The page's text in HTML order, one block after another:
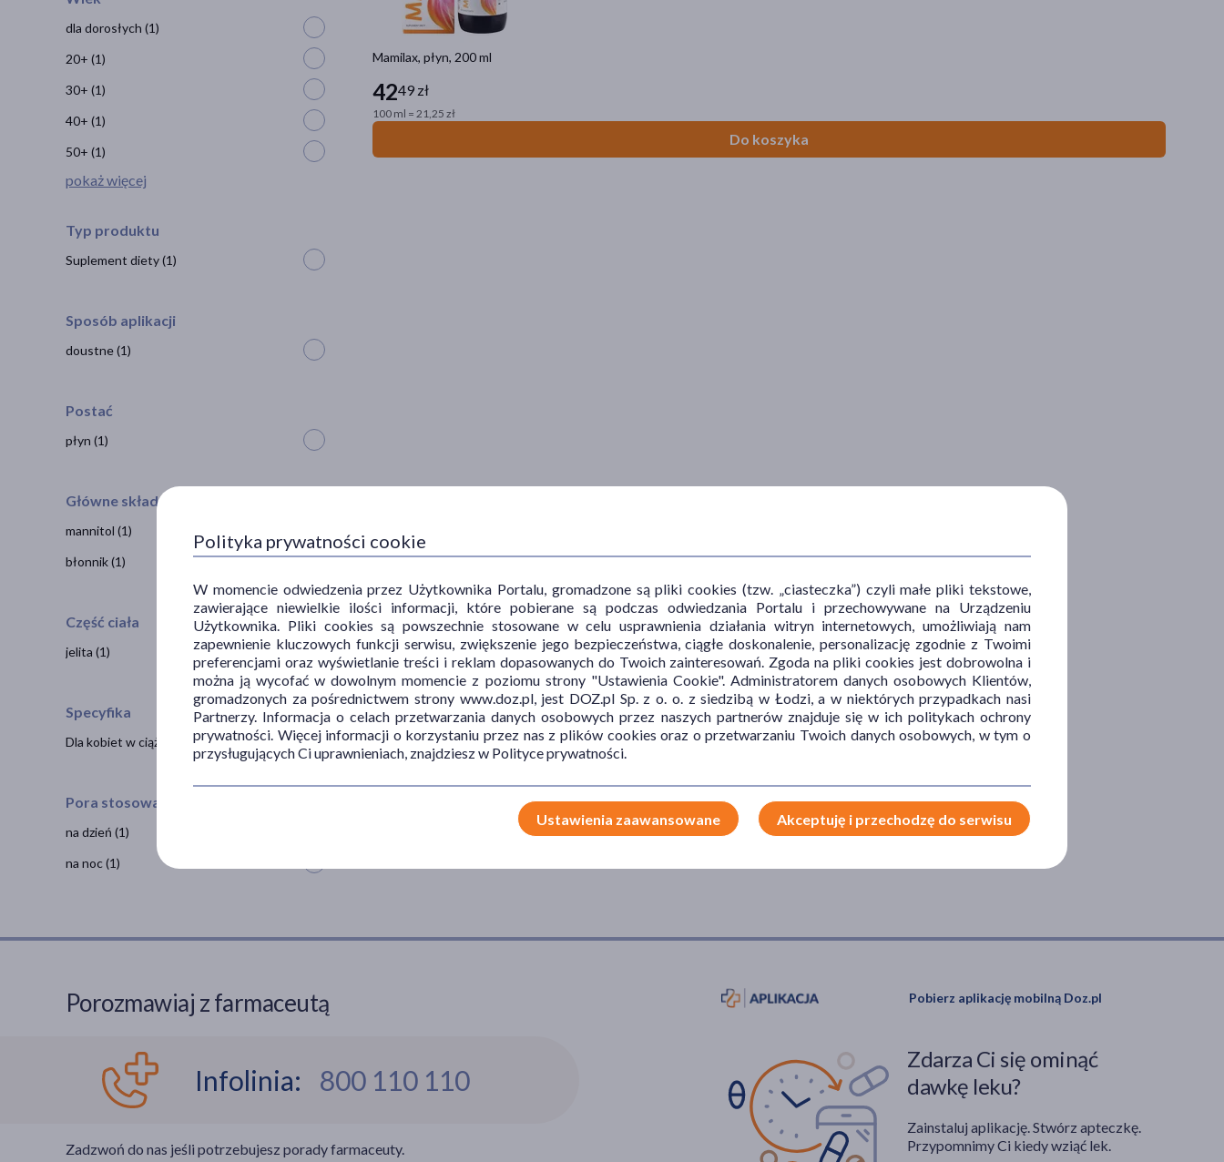
Mamilax, płyn, 200 ml
4249 zł
100 ml = 21,25 zł
Do koszyka
dla dorosłych (1)
20+ (1)
30+ (1)
40+ (1)
50+ (1)
pokaż więcej
Typ produktu
Suplement diety(1)
Sposób aplikacji
doustne(1)
Postać
płyn (1)
Główne składniki
mannitol (1)
błonnik(1)
Część ciała
jelita (1)
Specyfika
Dla kobiet w ciąży
Pora stosowania
na dzień (1)
na noc(1)
Porozmawiaj z farmaceutą
Infolinia: 800 110 110
Zadzwoń do nas jeśli potrzebujesz porady farmaceuty.
Pobierz aplikację mobilną Doz.pl
Zdarza Ci się ominąć
dawkę leku?
Zainstaluj aplikację. Stwórz apteczkę.
Przypomnimy Ci kiedy wziąć lek.
Polityka prywatności cookie
W momencie odwiedzenia przez Użytkownika Portalu, gromadzone są pliki cookies (tzw. „ciasteczka”) czyli małe pliki tekstowe,
zawierające niewielkie ilości informacji, które pobierane są podczas odwiedzania Portalu i przechowywane na Urządzeniu
Użytkownika. Pliki cookies są powszechnie stosowane w celu usprawnienia działania witryn internetowych, umożliwiają nam
zapewnienie kluczowych funkcji serwisu, zwiększenie jego bezpieczeństwa, ciągłe doskonalenie, personalizację zgodnie z Twoimi
preferencjami oraz wyświetlanie treści i reklam dopasowanych do Twoich zainteresowań. Zgoda na pliki cookies jest dobrowolna i
można ją wycofać w dowolnym momencie z poziomu strony "Ustawienia Cookie". Administratorem danych osobowych Klientów,
gromadzonych za pośrednictwem strony www.doz.pl, jest DOZ.pl Sp. z o. o. z siedzibą w Łodzi, a w niektórych przypadkach nasi
Partnerzy. Informacja o celach przetwarzania danych osobowych przez naszych partnerów znajduje się w ich politykach ochrony
prywatności. Więcej informacji o korzystaniu przez nas z plików cookies oraz o przetwarzaniu Twoich danych osobowych, w tym o
przysługujących Ci uprawnieniach, znajdziesz w Polityce prywatności.
Ustawienia zaawansowane Akceptuję i przechodzę do serwisu